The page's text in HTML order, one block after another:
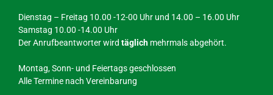
Dienstag – Freitag 10.00 -12-00 Uhr und 14.00 – 16.00 Uhr
Samstag 10.00 -14.00 Uhr
Der Anrufbeantworter wird täglich mehrmals abgehört.
Montag, Sonn- und Feiertags geschlossen
Alle Termine nach Vereinbarung